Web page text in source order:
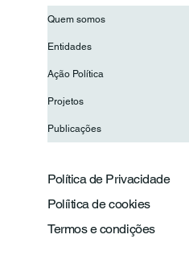
Quem somos
Entidades
Ação Política
Projetos
Publicações
Política de Privacidade
Termos e condições
Políitica de cookies